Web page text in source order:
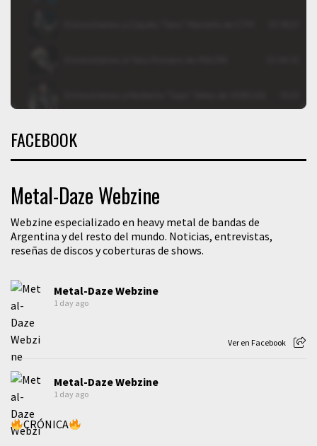
FACEBOOK
Metal-Daze Webzine
Webzine especializado en heavy metal de bandas de
Argentina y del resto del mundo. Noticias, entrevistas,
reseñas de discos y coberturas de shows.
Metal-Daze Webzine
1 day ago
Ver en Facebook
Metal-Daze Webzine
1 day ago
CRÓNICA